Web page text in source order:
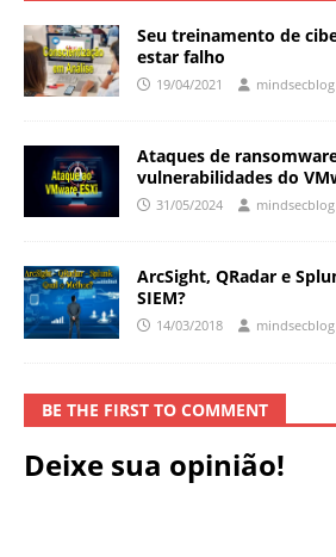
Seu treinamento de
estar falho
19/04/2021 mindsecblog
Ataques de
vulnerabilidades do
31/05/2024 mindsecblog
ArcSight, QRadar e
SIEM?
14/03/2018 mindsecblog
BE THE FIRST TO COMMENT
Deixe sua opinião!